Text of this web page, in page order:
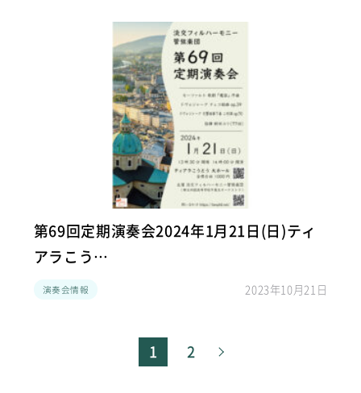
第69回定期演奏会2024年1月21日(日)ティ
アラこう…
演奏会情報 2023年10月21日
1 2